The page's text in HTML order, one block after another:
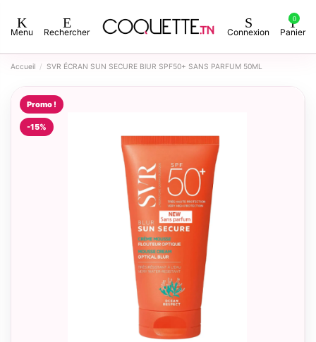
Menu Rechercher Connexion
0
Panier
Accueil SVR ÉCRAN SUN SECURE BlUR SPF50+ SANS PARFUM 50ML
Promo !
-15%